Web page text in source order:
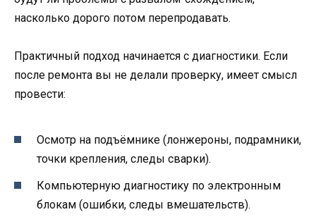
насколько дорого потом перепродавать.
Практичный подход начинается с диагностики. Если
после ремонта вы не делали проверку, имеет смысл
провести:
Осмотр на подъёмнике (лонжероны, подрамники,
точки крепления, следы сварки).
Компьютерную диагностику по электронным
блокам (ошибки, следы вмешательств).